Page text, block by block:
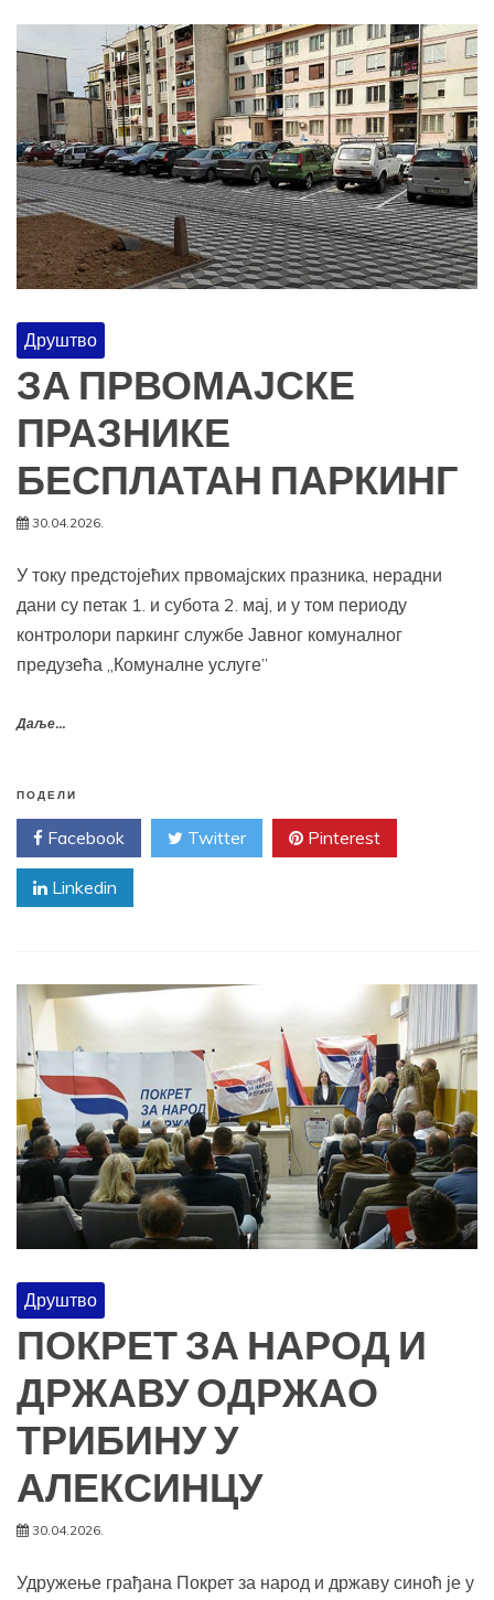
Друштво
ЗА ПРВОМАЈСКЕ
ПРАЗНИКЕ
БЕСПЛАТАН ПАРКИНГ
30.04.2026.
У току предстојећих првомајских празника, нерадни
дани су петак 1. и субота 2. мај, и у том периоду
контролори паркинг службе Јавног комуналног
предузећа „Комуналне услуге”
Даље...
ПОДЕЛИ
Facebook Twitter Pinterest
Linkedin
Друштво
ПОКРЕТ ЗА НАРОД И
ДРЖАВУ ОДРЖАО
ТРИБИНУ У
АЛЕКСИНЦУ
30.04.2026.
Удружење грађана Покрет за народ и државу синоћ је у